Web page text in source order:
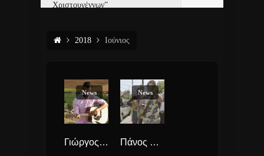
Χριστουγέννων”
2018 Ιούνιος
News
Γιώργος Καριπίδης “Πίσω δε γυρίζω” νέο single.
News
Πάνος Βλάχος “Λαχείο” Νέο τραγούδι & videoClip.